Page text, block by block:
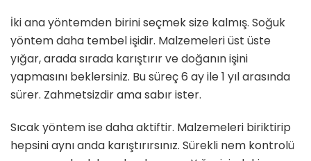
İki ana yöntemden birini seçmek size kalmış. Soğuk
yöntem daha tembel işidir. Malzemeleri üst üste
yığar, arada sırada karıştırır ve doğanın işini
yapmasını beklersiniz. Bu süreç 6 ay ile 1 yıl arasında
sürer. Zahmetsizdir ama sabır ister.
Sıcak yöntem ise daha aktiftir. Malzemeleri biriktirip
hepsini aynı anda karıştırırsınız. Sürekli nem kontrolü